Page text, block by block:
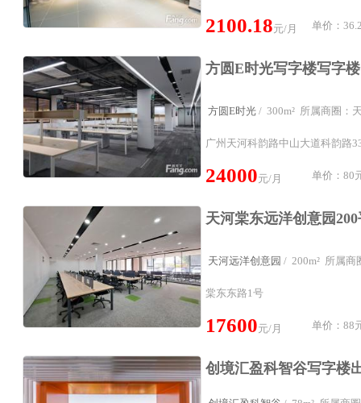
2100.18元/月 单价：
方圆E时光 / 300m² 所属商圈：
广州天河科韵路中山大道科韵路
24000元/月 单价：80
天河远洋创意园 / 200m² 所属商
棠东东路1号
17600元/月 单价：88